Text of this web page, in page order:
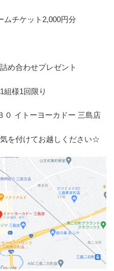
ムチケット2,000円分
め合わせプレゼント
様1回限り
０ イトーヨーカドー 三島店
を付けてお越しください☆